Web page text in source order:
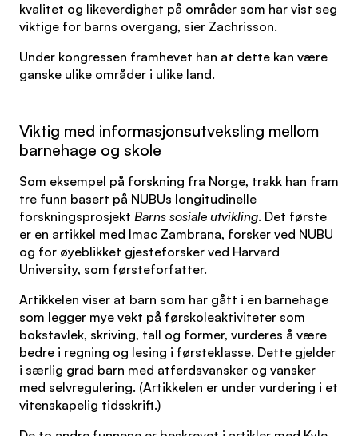
kvalitet og likeverdighet på områder som har vist seg
viktige for barns overgang, sier Zachrisson.
Under kongressen framhevet han at dette kan være
ganske ulike områder i ulike land.
Viktig med informasjonsutveksling mellom
barnehage og skole
Som eksempel på forskning fra Norge, trakk han fram
tre funn basert på NUBUs longitudinelle
forskningsprosjekt Barns sosiale utvikling. Det første
er en artikkel med Imac Zambrana, forsker ved NUBU
og for øyeblikket gjesteforsker ved Harvard
University, som førsteforfatter.
Artikkelen viser at barn som har gått i en barnehage
som legger mye vekt på førskoleaktiviteter som
bokstavlek, skriving, tall og former, vurderes å være
bedre i regning og lesing i førsteklasse. Dette gjelder
i særlig grad barn med atferdsvansker og vansker
med selvregulering. (Artikkelen er under vurdering i et
vitenskapelig tidsskrift.)